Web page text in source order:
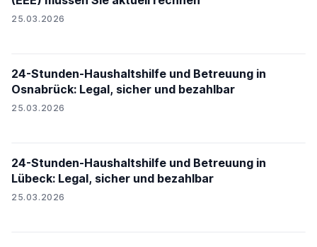
25.03.2026
24-Stunden-Haushaltshilfe und Betreuung in
Osnabrück: Legal, sicher und bezahlbar
25.03.2026
24-Stunden-Haushaltshilfe und Betreuung in
Lübeck: Legal, sicher und bezahlbar
25.03.2026